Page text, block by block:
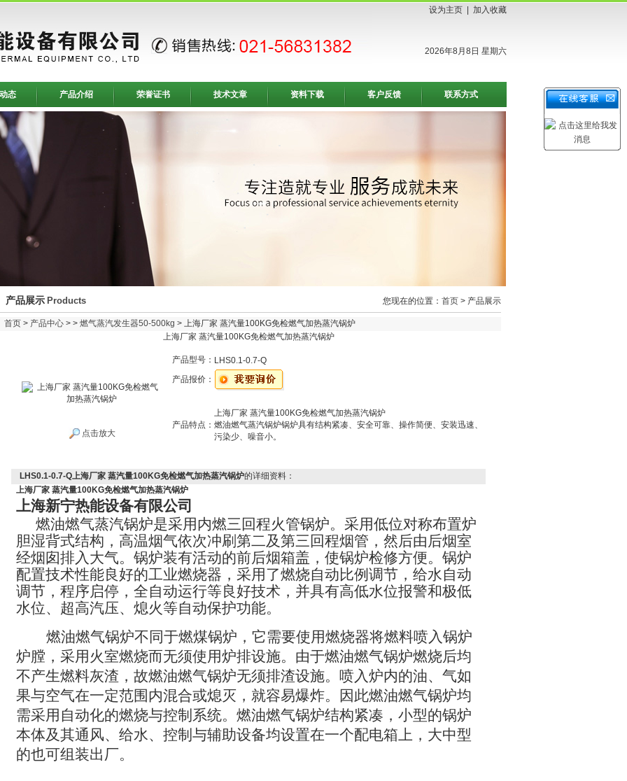
设为主页 加入收藏
2026年8月8日 星期六
态 产品介绍 荣誉证书 技术文章 资料下载 客户反馈 联系方式
产品展示 Products 您现在的位置： 首页 > 产品展示
首页 > 产品中心 > > 燃气蒸汽发生器50-500kg > 上海厂家 蒸汽量100KG免检燃气加热蒸汽锅炉
上海厂家 蒸汽量100KG免检燃气加热蒸汽锅炉
点击放大
产品型号： LHS0.1-0.7-Q
产品报价：
产品特点：
上海厂家 蒸汽量100KG免检燃气加热蒸汽锅炉
燃油燃气蒸汽锅炉锅炉具有结构紧凑、安全可靠、操作简便、安装迅速、
污染少、噪音小。
LHS0.1-0.7-Q上海厂家 蒸汽量100KG免检燃气加热蒸汽锅炉的详细资料：
上海厂家 蒸汽量100KG免检燃气加热蒸汽锅炉
上海新宁热能设备有限公司
燃油燃气蒸汽锅炉是采用内燃三回程火管锅炉。采用低位对称布置炉
胆湿背式结构，高温烟气依次冲刷第二及第三回程烟管，然后由后烟室
经烟囱排入大气。锅炉装有活动的前后烟箱盖，使锅炉检修方便。锅炉
配置技术性能良好的工业燃烧器，采用了燃烧自动比例调节，给水自动
调节，程序启停，全自动运行等良好技术，并具有高低水位报警和极低
水位、超高汽压、熄火等自动保护功能。
燃油燃气锅炉不同于燃煤锅炉，它需要使用燃烧器将燃料喷入锅炉
炉膛，采用火室燃烧而无须使用炉排设施。由于燃油燃气锅炉燃烧后均
不产生燃料灰渣，故燃油燃气锅炉无须排渣设施。喷入炉内的油、气如
果与空气在一定范围内混合或熄灭，就容易爆炸。因此燃油燃气锅炉均
需采用自动化的燃烧与控制系统。燃油燃气锅炉结构紧凑，小型的锅炉
本体及其通风、给水、控制与辅助设备均设置在一个配电箱上，大中型
的也可组装出厂。